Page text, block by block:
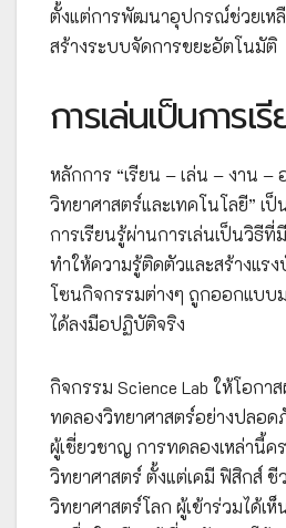
ตั้งแต่การพัฒนาอุปกรณ์ช่วยเห
สร้างระบบจัดการขยะอัตโนมัติ
การเล่นเป็นการเ
หลักการ “เรียน – เล่น – งาน –
วิทยาศาสตร์และเทคโนโลยี” เ
การเรียนรู้ผ่านการเล่นเป็นวิธี
ทำให้ความรู้ติดตัวและสร้างแร
โซนกิจกรรมต่างๆ ถูกออกแบบม
ได้ลงมือปฏิบัติจริง
กิจกรรม Science Lab ให้โอกา
ทดลองวิทยาศาสตร์อย่างปลอด
ผู้เชี่ยวชาญ การทดลองเหล่านี้
วิทยาศาสตร์ ตั้งแต่เคมี ฟิสิกส์ ชี
วิทยาศาสตร์โลก ผู้เข้าร่วมได้เ